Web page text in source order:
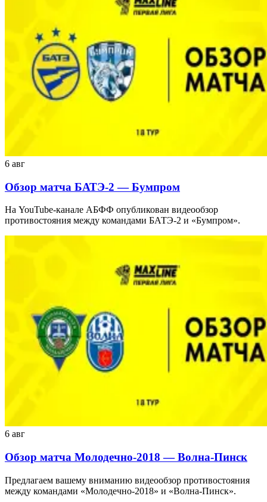
6 авг
Обзор матча БАТЭ-2 — Бумпром
На YouTube-канале АБФФ опубликован видеообзор
противостояния между командами БАТЭ-2 и «Бумпром».
6 авг
Обзор матча Молодечно-2018 — Волна-Пинск
Предлагаем вашему вниманию видеообзор противостояния
между командами «Молодечно-2018» и «Волна-Пинск».